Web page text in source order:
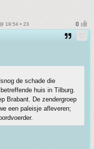
19:54 • 23
de schade die
huis in Tilburg.
Brabant. De zendergroep
een paleisje afleveren;